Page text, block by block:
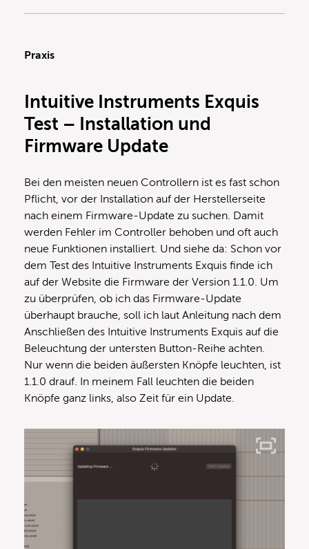
Praxis
Intuitive Instruments Exquis
Test – Installation und
Firmware Update
Bei den meisten neuen Controllern ist es fast schon
Pflicht, vor der Installation auf der Herstellerseite
nach einem Firmware-Update zu suchen. Damit
werden Fehler im Controller behoben und oft auch
neue Funktionen installiert. Und siehe da: Schon vor
dem Test des Intuitive Instruments Exquis finde ich
auf der Website die Firmware der Version 1.1.0. Um
zu überprüfen, ob ich das Firmware-Update
überhaupt brauche, soll ich laut Anleitung nach dem
Anschließen des Intuitive Instruments Exquis auf die
Beleuchtung der untersten Button-Reihe achten.
Nur wenn die beiden äußersten Knöpfe leuchten, ist
1.1.0 drauf. In meinem Fall leuchten die beiden
Knöpfe ganz links, also Zeit für ein Update.